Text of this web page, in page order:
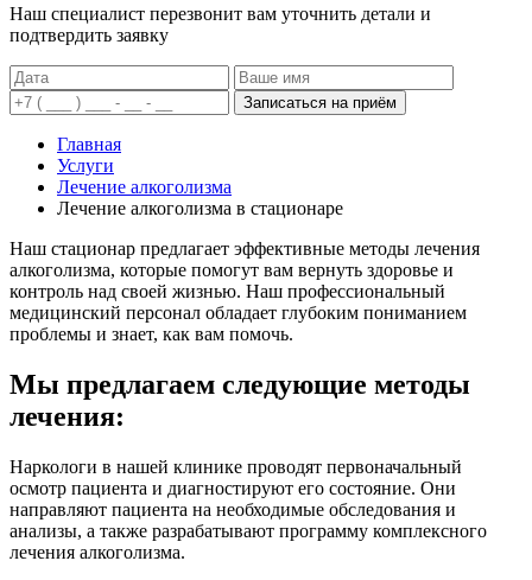
Наш специалист перезвонит вам уточнить детали и
подтвердить заявку
Записаться на приём
Главная
Услуги
Лечение алкоголизма
Лечение алкоголизма в стационаре
Наш стационар предлагает эффективные методы лечения
алкоголизма, которые помогут вам вернуть здоровье и
контроль над своей жизнью. Наш профессиональный
медицинский персонал обладает глубоким пониманием
проблемы и знает, как вам помочь.
Мы предлагаем следующие методы
лечения:
Наркологи в нашей клинике проводят первоначальный
осмотр пациента и диагностируют его состояние. Они
направляют пациента на необходимые обследования и
анализы, а также разрабатывают программу комплексного
лечения алкоголизма.